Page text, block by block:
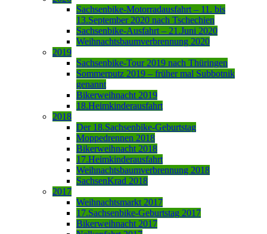
Sachsenbike-Motorradausfahrt – 11. bis
13.September 2020 nach Tschechien
Sachsenbike-Ausfahrt – 21.Juni 2020
Weihnachtsbaumverbrennung 2020
2019
Sachsenbike-Tour 2019 nach Thüringen
Sommerputz 2019 – früher mal Subbotnik
genannt
Bikerweihnacht 2019
18.Heimkinderausfahrt
2018
Der 18.Sachsenbike-Geburtstag
Moppedrennen 2018
Bikerweihnacht 2018
17.Heimkinderausfahrt
Weihnachtsbaumverbrennung 2018
SachsenKrad 2018
2017
Weihnachtsmarkt 2017
17.Sachsenbike-Geburtstag 2017
Bikerweihnacht 2017